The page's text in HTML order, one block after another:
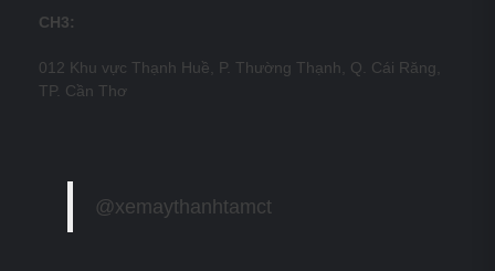
CH3:
012 Khu vực Thạnh Huề, P. Thường Thạnh, Q. Cái Răng,
TP. Cần Thơ
@xemaythanhtamct